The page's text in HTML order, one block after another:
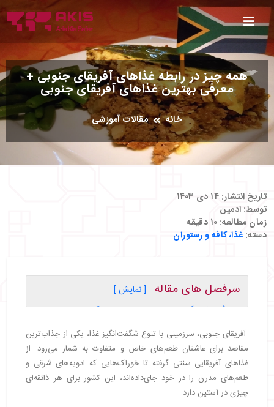
همه چیز در رابطه غذاهای آفریقای جنوبی +
معرفی بهترین غذاهای آفریقای جنوبی
خانه مقالات آموزشی
تاریخ انتشار: ۱۴ دی ۱۴۰۳
توسط: ادمین
زمان مطالعه: ۱۰ دقیقه
دسته: غذا، کافه و رستوران
سرفصل های مقاله
[ نمایش ]
・تأثیر فرهنگ‌های مختلف در غذاهای آفریقای جنوبی
・ تأثیر هلندی‌ها
・فرهنگ مالایی و تأثیر ادویه‌ها
・
نفوذ هندی‌ها
・ تأثیر بریتانیایی‌ها
آفریقای جنوبی، سرزمینی با تنوع شگفت‌انگیز غذا، یکی از جذاب‌ترین
مقاصد برای عاشقان طعم‌های خاص و متفاوت به شمار می‌رود. از
غذاهای آفریقایی سنتی گرفته تا خوراک‌هایی که ادویه‌های شرقی و
طعم‌های مدرن را در خود جای‌داده‌اند، این کشور برای هر ذائقه‌ای
چیزی در آستین دارد.